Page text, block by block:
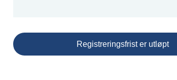
Registreringsfrist er utløpt